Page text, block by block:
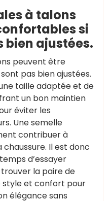
à talons
si
bien ajustées.
peuvent être
pas bien ajustées.
taille adaptée et de
un bon maintien
éviter les
Une semelle
contribuer à
Il est donc
d’essayer
la paire de
style et confort pour
élégance sans